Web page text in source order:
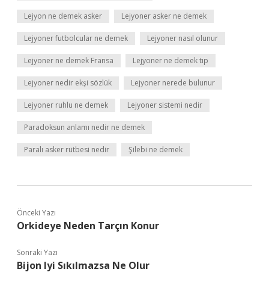
Lejyon ne demek asker Lejyoner asker ne demek
Lejyoner futbolcular ne demek Lejyoner nasıl olunur
Lejyoner ne demek Fransa Lejyoner ne demek tıp
Lejyoner nedir ekşi sözlük Lejyoner nerede bulunur
Lejyoner ruhlu ne demek Lejyoner sistemi nedir
Paradoksun anlamı nedir ne demek
Paralı asker rütbesi nedir Şilebi ne demek
Önceki Yazı
Orkideye Neden Tarçın Konur
Sonraki Yazı
Bijon Iyi Sıkılmazsa Ne Olur